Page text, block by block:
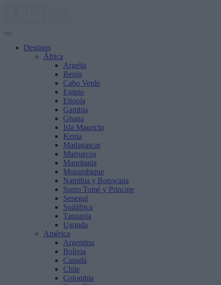
Destinos
África
Argelia
Benin
Cabo Verde
Egipto
Etiopía
Gambia
Ghana
Isla Mauricio
Kenia
Madagascar
Marruecos
Mauritania
Mozambique
Namibia y Botswana
Santo Tomé y Príncipe
Senegal
Sudáfrica
Tanzania
Uganda
América
Argentina
Bolivia
Canadá
Chile
Colombia